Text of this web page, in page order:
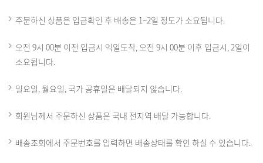
주문하신 상품은 입금확인 후 배송은 1~2일 정도가 소요됩니다.
오전 9시 00분 이전 입금시 익일도착, 오전 9시 00분 이후 입금시, 2일이
소요됩니다.
일요일, 월요일, 국가 공휴일은 배달되지 않습니다.
회원님께서 주문하신 상품은 국내 전지역 배달 가능합니다.
배송조회에서 주문번호를 입력하면 배송상태를 확인 하실 수 있습니다.